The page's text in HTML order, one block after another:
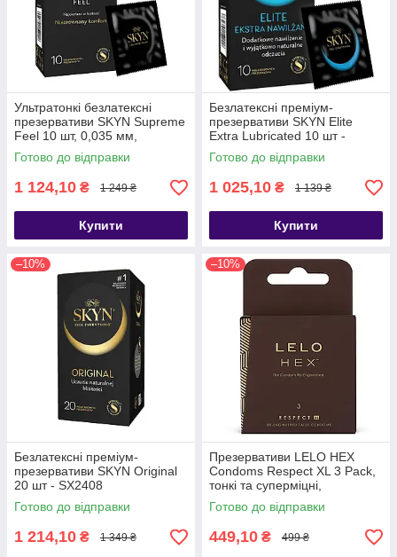
Ультратонкі безлатексні
презервативи SKYN Supreme
Feel 10 шт, 0,035 мм,
природна текстура шкіри -
SX2398
Готово до відправки
1 124,10 ₴ 1 249 ₴
Купити
Безлатексні преміум-
презервативи SKYN Elite
Extra Lubricated 10 шт -
SX2545
Готово до відправки
1 025,10 ₴ 1 139 ₴
Купити
–10%
Безлатексні преміум-
презервативи SKYN Original
20 шт - SX2408
Готово до відправки
1 214,10 ₴ 1 349 ₴
–10%
Презервативи LELO HEX
Condoms Respect XL 3 Pack,
тонкі та суперміцні,
збільшений розмір - SO8132
Готово до відправки
449,10 ₴ 499 ₴